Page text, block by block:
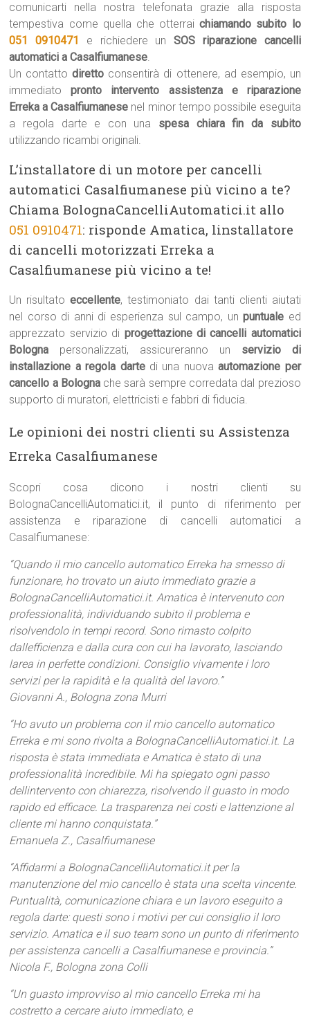
comunicarti nella nostra telefonata grazie alla risposta
tempestiva come quella che otterraichiamando subito lo
051 0910471
e richiedere unSOS riparazione cancelli
automatici a Casalfiumanese.
Un contattodiretto consentirà di ottenere, ad esempio, un
immediatopronto intervento assistenza e riparazione
Erreka a Casalfiumanese nel minor tempo possibile eseguita
a regola darte e con una spesa chiara fin da subito
utilizzando ricambi originali.
L’installatore di un motore per cancelli
automatici Casalfiumanese più vicino a te?
Chiama BolognaCancelliAutomatici.it allo
051 0910471: risponde Amatica, linstallatore
di cancelli motorizzati Erreka a
Casalfiumanese più vicino a te!
Un risultatoeccellente, testimoniato dai tanti clienti aiutati
nel corso di anni di esperienza sul campo, unpuntuale ed
apprezzato servizio di progettazione di cancelli automatici
Bologna personalizzati, assicureranno un servizio di
installazione a regola dartedi una nuovaautomazione per
cancello a Bologna che sarà sempre corredata dal prezioso
supporto di muratori, elettricisti e fabbri di fiducia.
Le opinioni dei nostri clienti su Assistenza
Erreka Casalfiumanese
Scopri cosa dicono i nostri clienti su
BolognaCancelliAutomatici.it, il punto di riferimento per
assistenza e riparazione di cancelli automatici a
Casalfiumanese:
“Quando il mio cancello automatico Erreka ha smesso di
funzionare, ho trovato un aiuto immediato grazie a
BolognaCancelliAutomatici.it. Amatica è intervenuto con
professionalità, individuando subito il problema e
risolvendolo in tempi record. Sono rimasto colpito
dallefficienza e dalla cura con cui ha lavorato, lasciando
larea in perfette condizioni. Consiglio vivamente i loro
servizi per la rapidità e la qualità del lavoro.”
Giovanni A., Bologna zona Murri
“Ho avuto un problema con il mio cancello automatico
Erreka e mi sono rivolta a BolognaCancelliAutomatici.it. La
risposta è stata immediata e Amatica è stato di una
professionalità incredibile. Mi ha spiegato ogni passo
dellintervento con chiarezza, risolvendo il guasto in modo
rapido ed efficace. La trasparenza nei costi e lattenzione al
cliente mi hanno conquistata.”
Emanuela Z., Casalfiumanese
“Affidarmi a BolognaCancelliAutomatici.it per la
manutenzione del mio cancello è stata una scelta vincente.
Puntualità, comunicazione chiara e un lavoro eseguito a
regola darte: questi sono i motivi per cui consiglio il loro
servizio. Amatica e il suo team sono un punto di riferimento
per assistenza cancelli a Casalfiumanese e provincia.”
Nicola F., Bologna zona Colli
“Un guasto improvviso al mio cancello Erreka mi ha
costretto a cercare aiuto immediato, e